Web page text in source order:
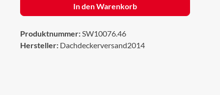
In den Warenkorb
Produktnummer:SW10076.46
Hersteller: Dachdeckerversand2014